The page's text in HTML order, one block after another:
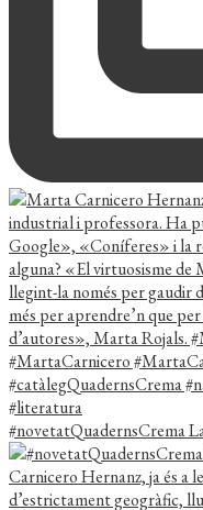
#novetatQuadernsCrema